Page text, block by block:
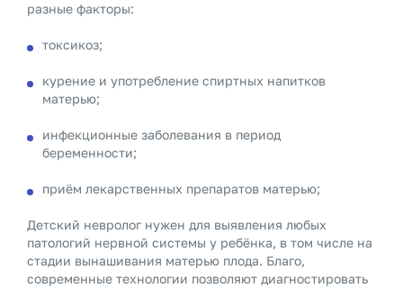
разные факторы:
токсикоз;
курение и употребление спиртных напитков
матерью;
инфекционные заболевания в период
беременности;
приём лекарственных препаратов матерью;
Детский невролог нужен для выявления любых
патологий нервной системы у ребёнка, в том числе на
стадии вынашивания матерью плода. Благо,
современные технологии позволяют диагностировать